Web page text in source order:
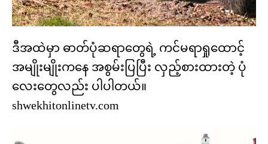
ဒီအထဲမှာ ဓာတ်ပုံဆရာတွေရဲ့ ကင်မရာရှုထောင့်
အမျိုးမျိုးကနေ အစွမ်းပြပြီး လှည့်စားထားတဲ့ ပုံ
လေးတွေလည်း ပါပါတယ်။
shwekhitonlinetv.com